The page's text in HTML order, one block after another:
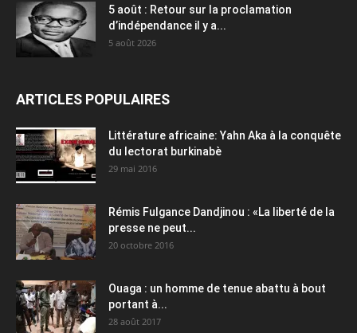
5 août : Retour sur la proclamation
d’indépendance il y a...
5 août 2026
ARTICLES POPULAIRES
Littérature africaine: Yahn Aka à la conquête
du lectorat burkinabè
29 mai 2016
Rémis Fulgance Dandjinou : «La liberté de la
presse ne peut...
20 octobre 2016
Ouaga : un homme de tenue abattu à bout
portant à...
28 août 2017